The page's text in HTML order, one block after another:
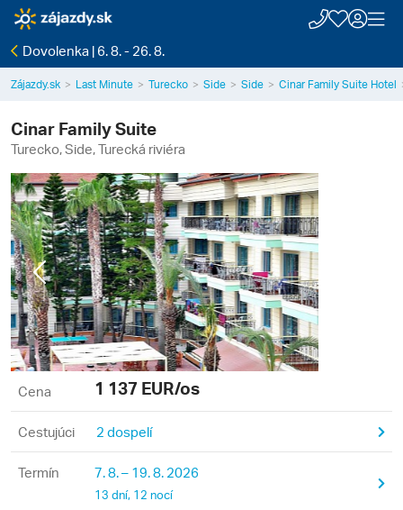
Dovolenka | 6. 8. - 26. 8.
Zájazdy.sk Last Minute Turecko Side Side Cinar Family Suite Hotel
Cinar Family Suite
Turecko, Side, Turecká riviéra
Previous
Cena 1 137 EUR/os
Cestujúci 2 dospelí
Termín 7. 8. – 19. 8. 2026
13 dní, 12 nocí